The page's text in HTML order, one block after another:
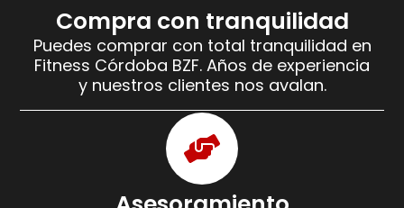
Compra con tranquilidad
Puedes comprar con total tranquilidad en
Fitness Córdoba BZF. Años de experiencia
y nuestros clientes nos avalan.